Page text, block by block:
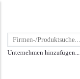
Unternehmen hinzufügen...